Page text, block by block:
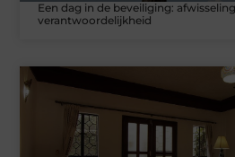
Een dag in de beveiliging:
verantwoordelijkheid